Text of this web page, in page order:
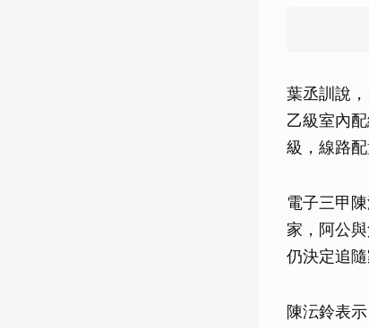
葉丞訓說
乙級室內
級，線路
電子三甲
家，阿公
仍決定追
陳沄鈴表